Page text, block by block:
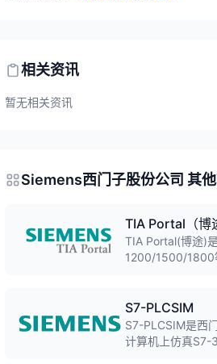
相关资讯
暂无相关资讯
Siemens西门子股份公司 其
TIA Portal（博
TIA Portal(博途)
1200/1500/1800
S7-PLCSIM
S7-PLCSIM是西
计算机上仿真S7-